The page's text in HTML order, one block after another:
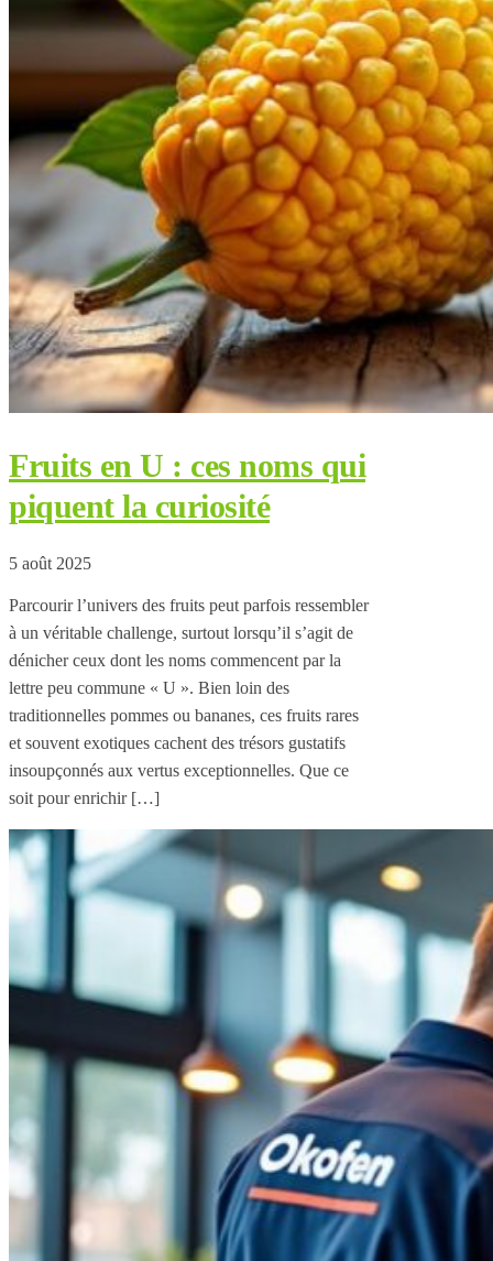
Fruits en U : ces noms qui
piquent la curiosité
5 août 2025
Parcourir l’univers des fruits peut parfois ressembler
à un véritable challenge, surtout lorsqu’il s’agit de
dénicher ceux dont les noms commencent par la
lettre peu commune « U ». Bien loin des
traditionnelles pommes ou bananes, ces fruits rares
et souvent exotiques cachent des trésors gustatifs
insoupçonnés aux vertus exceptionnelles. Que ce
soit pour enrichir […]